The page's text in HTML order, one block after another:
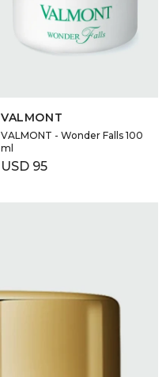
VALMONT
VALMONT - Wonder Falls 100
ml
USD 95